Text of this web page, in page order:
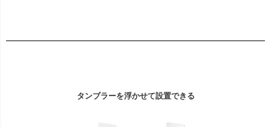
タンブラーを浮かせて設置できる